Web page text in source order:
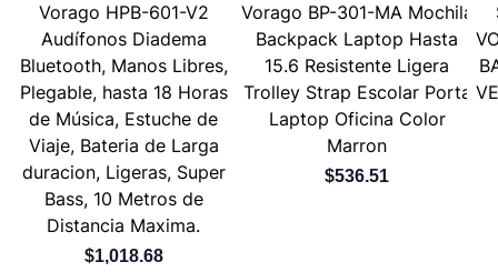
Vorago HPB-601-V2
Audífonos Diadema
Bluetooth, Manos Libres,
Plegable, hasta 18 Horas
de Música, Estuche de
Viaje, Bateria de Larga
duracion, Ligeras, Super
Bass, 10 Metros de
Distancia Maxima.
$1,018.68
Vorago BP-301-MA Mochila
Backpack Laptop Hasta
15.6 Resistente Ligera
Trolley Strap Escolar Porta
Laptop Oficina Color
Marron
$536.51